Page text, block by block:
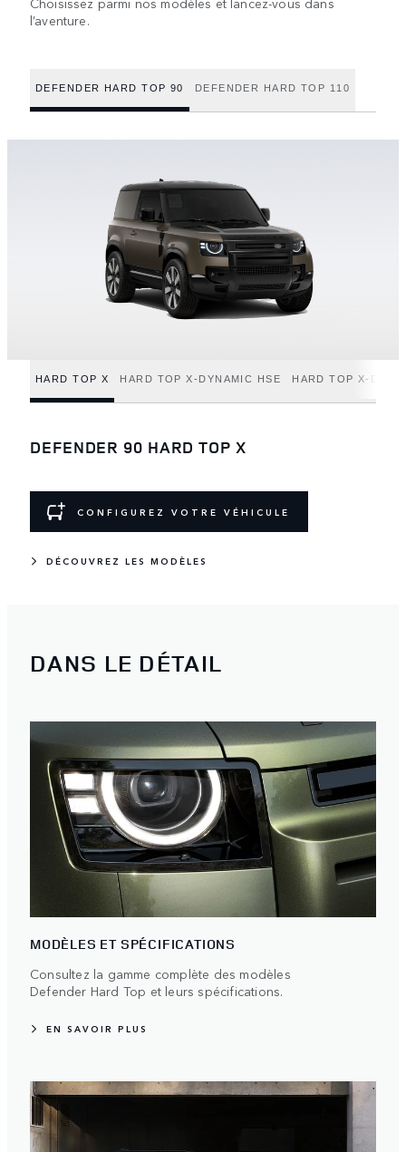
l’aventure.
DEFENDER HARD TOP 90 DEFENDER HARD TOP 110
HARD TOP X HARD TOP X-DYNAMIC HSE HARD TOP X-
DEFENDER 90 HARD TOP X
CONFIGUREZ VOTRE VÉHICULE
DÉCOUVREZ LES MODÈLES
DANS LE DÉTAIL
MODÈLES ET SPÉCIFICATIONS
Consultez la gamme complète des modèles
Defender Hard Top et leurs spécifications.
EN SAVOIR PLUS